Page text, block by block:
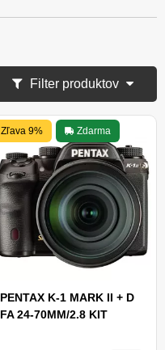
Filter produktov
Zľava 9% Zdarma
PENTAX K-1 MARK II + D
FA 24-70MM/2.8 KIT